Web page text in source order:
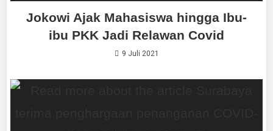
Jokowi Ajak Mahasiswa hingga Ibu-
ibu PKK Jadi Relawan Covid
9 Juli 2021